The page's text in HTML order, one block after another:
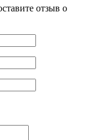
отзыв о